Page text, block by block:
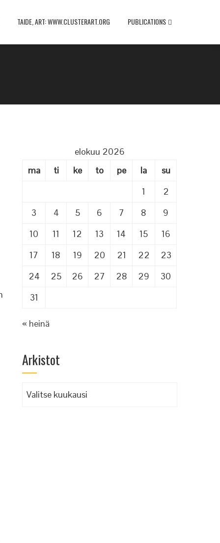
TAIDE, ART: WWW.CLUSTERART.ORG PUBLICATIONS
elokuu 2026
ma
ti ke to pe la
su
1
2
3
4 5 6 7 8
9
10
11 12 13 14 15
16
17
18 19 20 21 22
23
24
25 26 27 28 29
30
31
« heinä
Arkistot
Arkistot